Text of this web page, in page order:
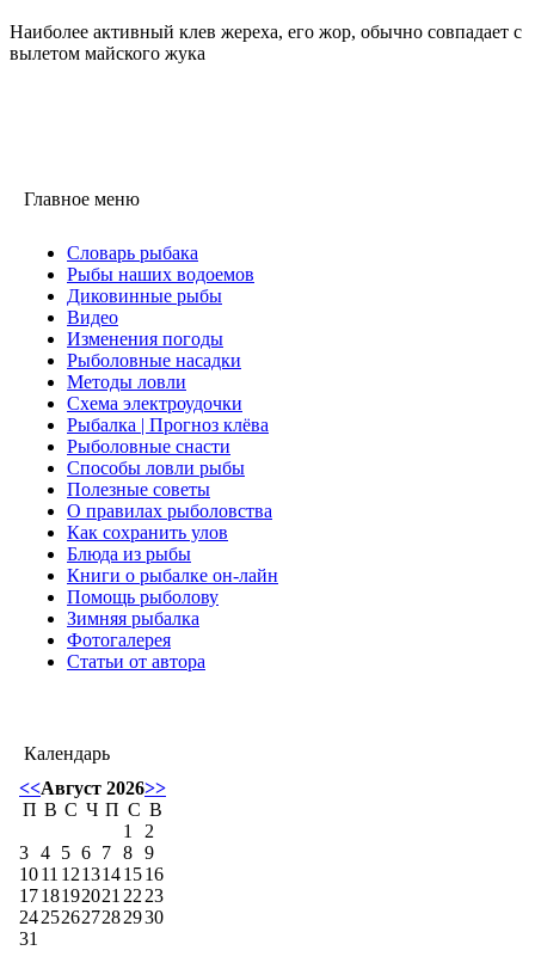
Наиболее активный клев жереха, его жор, обычно совпадает с
вылетом майского жука
Главное меню
Словарь рыбака
Рыбы наших водоемов
Диковинные рыбы
Видео
Изменения погоды
Рыболовные насадки
Методы ловли
Схема электроудочки
Рыбалка | Прогноз клёва
Рыболовные снасти
Способы ловли рыбы
Полезные советы
О правилах рыболовства
Как сохранить улов
Блюда из рыбы
Книги о рыбалке он-лайн
Помощь рыболову
Зимняя рыбалка
Фотогалерея
Статьи от автора
Календарь
<<Август 2026>>
П В С Ч П С В
1
2
3 4 5 6 7 8 9
1011 1213141516
1718192021 22 23
24252627282930
31